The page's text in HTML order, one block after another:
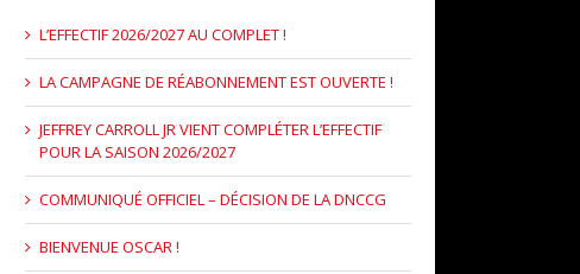
L’EFFECTIF 2026/2027 AU COMPLET !
LA CAMPAGNE DE RÉABONNEMENT EST OUVERTE !
JEFFREY CARROLL JR VIENT COMPLÉTER L’EFFECTIF
POUR LA SAISON 2026/2027
COMMUNIQUÉ OFFICIEL – DÉCISION DE LA DNCCG
BIENVENUE OSCAR !